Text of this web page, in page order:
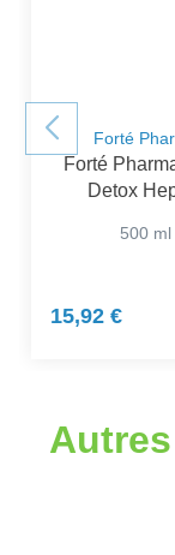
Forté
Forté
Detox
500 ml
15,92 €